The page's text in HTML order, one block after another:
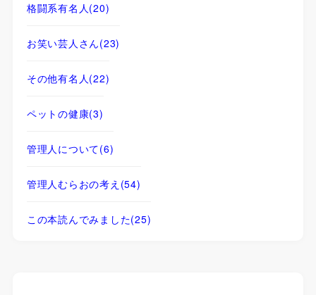
格闘系有名人(20)
お笑い芸人さん(23)
その他有名人(22)
ペットの健康(3)
管理人について(6)
管理人むらおの考え (54)
この本読んでみました(25)